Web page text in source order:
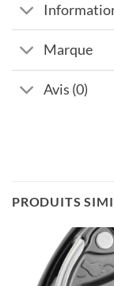
Marque
Avis (0)
PRODUITS